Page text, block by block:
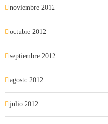
noviembre 2012
octubre 2012
septiembre 2012
agosto 2012
julio 2012